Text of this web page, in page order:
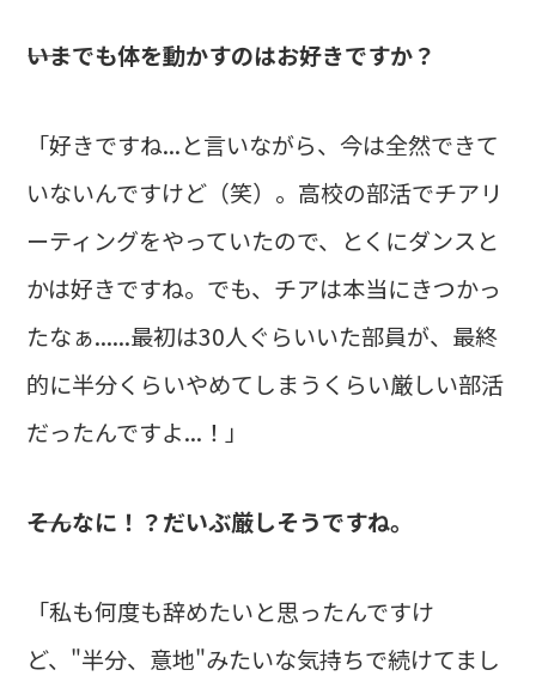
――いまでも体を動かすのはお好きですか？
「好きですね...と言いながら、今は全然できて
いないんですけど（笑）。高校の部活でチアリ
ーティングをやっていたので、とくにダンスと
かは好きですね。でも、チアは本当にきつかっ
たなぁ......最初は30人ぐらいいた部員が、最終
的に半分くらいやめてしまうくらい厳しい部活
だったんですよ...！」
――そんなに！？だいぶ厳しそうですね。
「私も何度も辞めたいと思ったんですけ
ど、"半分、意地"みたいな気持ちで続けてまし